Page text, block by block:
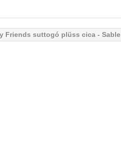
Friends suttogó plüss cica - Sable